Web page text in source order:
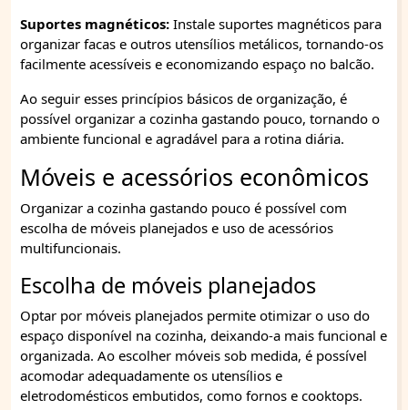
Suportes magnéticos: Instale suportes magnéticos para
organizar facas e outros utensílios metálicos, tornando-os
facilmente acessíveis e economizando espaço no balcão.
Ao seguir esses princípios básicos de organização, é
possível organizar a cozinha gastando pouco, tornando o
ambiente funcional e agradável para a rotina diária.
Móveis e acessórios econômicos
Organizar a cozinha gastando pouco é possível com
escolha de móveis planejados e uso de acessórios
multifuncionais.
Escolha de móveis planejados
Optar por móveis planejados permite otimizar o uso do
espaço disponível na cozinha, deixando-a mais funcional e
organizada. Ao escolher móveis sob medida, é possível
acomodar adequadamente os utensílios e
eletrodomésticos embutidos, como fornos e cooktops.